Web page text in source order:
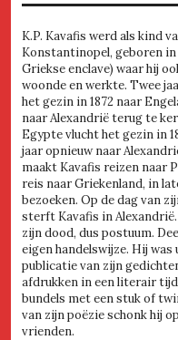
K.P. Kavafis werd als kind
Konstantinopel, geboren in
Griekse enclave) waar hij
woonde en werkte. Twee
het gezin in 1872 naar
naar Alexandrië terug te
Egypte vlucht het gezin in
jaar opnieuw naar
maakt Kavafis reizen naar
reis naar Griekenland, in
bezoeken. Op de dag van
sterft Kavafis in
zijn dood, dus postuum.
eigen handelswijze. Hij
publicatie van zijn
afdrukken in een literair
bundels met een stuk of
van zijn poëzie schonk hij
vrienden.